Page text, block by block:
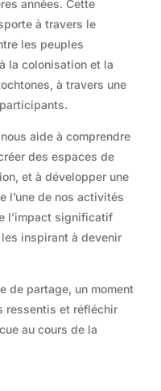
années. Cette
à travers le
les peuples
la colonisation et la
à travers une
aide à comprendre
des espaces de
et à développer une
l’une de nos activités
l’impact significatif
inspirant à devenir
de partage, un moment
ressentis et réfléchir
au cours de la